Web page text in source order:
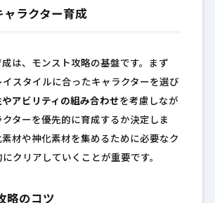
ャラクター育成
は、モンスト攻略の基盤です。まず
イスタイルに合ったキャラクターを選び
やアビリティの組み合わせを考慮しなが
クターを優先的に育成するか決定しま
材や神化素材を集めるために必要なク
クリアしていくことが重要です。
略のコツ